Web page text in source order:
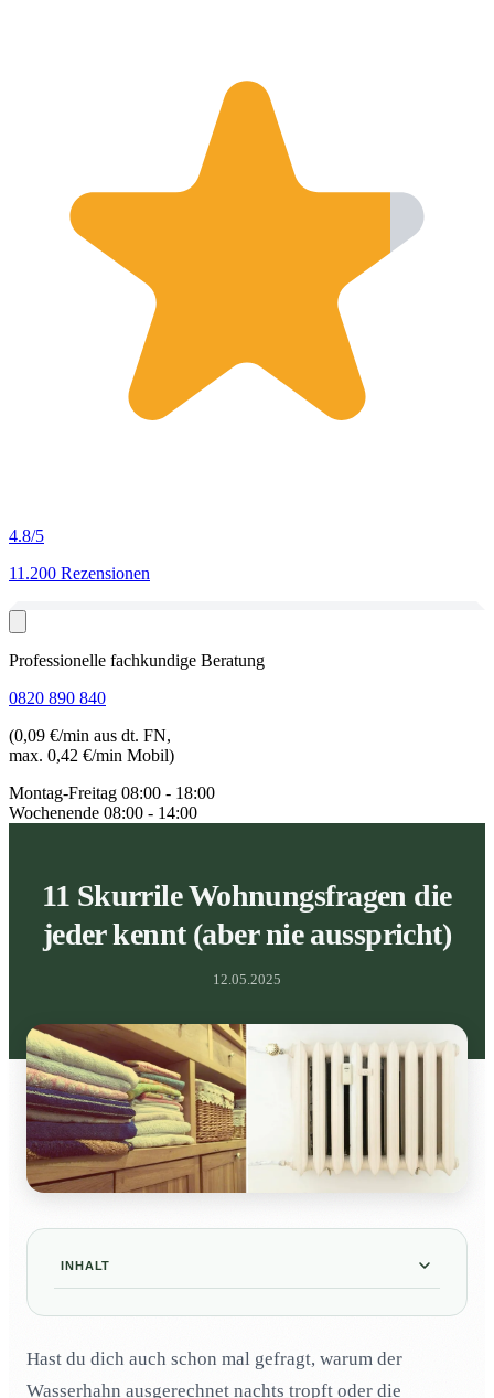
4.8/5
11.200 Rezensionen
Professionelle fachkundige Beratung
0820 890 840
(0,09 €/min aus dt. FN,
max. 0,42 €/min Mobil)
Montag-Freitag 08:00 - 18:00
Wochenende 08:00 - 14:00
11 Skurrile Wohnungsfragen die
jeder kennt (aber nie ausspricht)
12.05.2025
INHALT
Wieso sollte man einen ausgeschalteten
Hast du dich auch schon mal gefragt, warum der
Wasserhahn ausgerechnet nachts tropft oder die